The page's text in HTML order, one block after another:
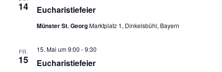
14 Eucharistiefeier
Münster St. GeorgMarktplatz 1, Dinkelsbühl, Bayern
FR.
15 Eucharistiefeier
15. Mai um 9:00 -9:30